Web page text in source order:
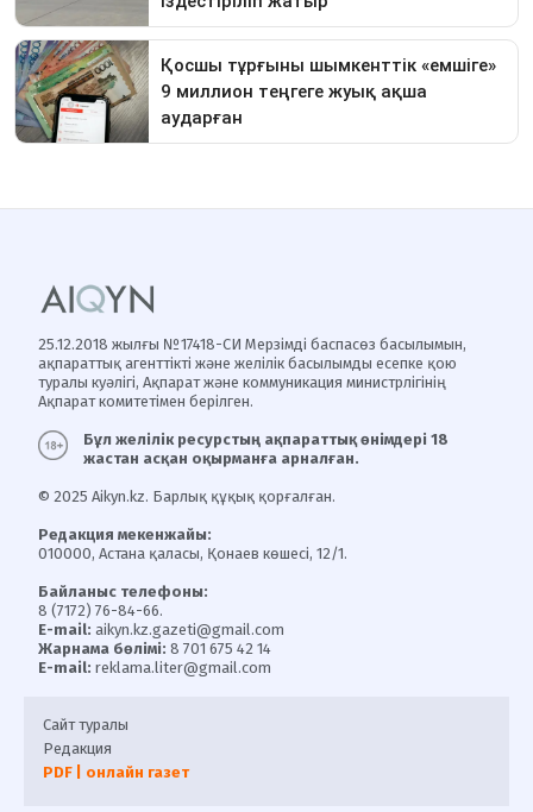
25.12.2018 жылғы №17418-СИ Мерзімді баспасөз басылымын,
ақпараттық агенттікті және желілік басылымды есепке қою
туралы куәлігі, Ақпарат және коммуникация министрлігінің
Ақпарат комитетімен берілген.
Бұл желілік ресурстың ақпараттық өнімдері 18
жастан асқан оқырманға арналған.
© 2025 Aikyn.kz. Барлық құқық қорғалған.
Редакция мекенжайы:
010000, Астана қаласы, Қонаев көшесі, 12/1.
Байланыс телефоны:
8 (7172) 76-84-66.
E-mail: aikyn.kz.gazeti@gmail.com
Жарнама бөлімі: 8 701 675 42 14
E-mail: reklama.liter@gmail.com
Сайт туралы
Редакция
PDF | онлайн газет